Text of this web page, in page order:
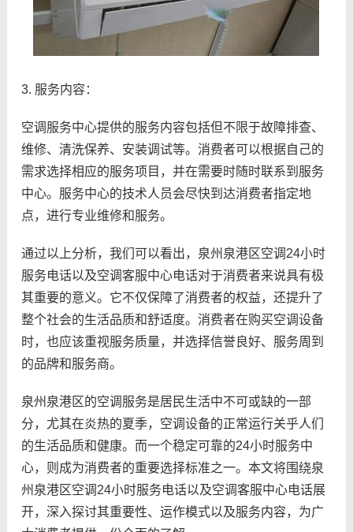
3. 服务内容：
空调服务中心提供的服务内容包括但不限于故障排查、
维修、清洗保养、安装调试等。消费者可以根据自己的
需求选择相应的服务项目，并在需要时随时联系到服务
中心。服务中心的技术人员会尽快到达消费者指定地
点，进行专业维修和服务。
通过以上分析，我们可以看出，泉州泉港区空调24小时
服务电话以及空调客服中心电话对于消费者来说具有极
其重要的意义。它不仅保障了消费者的权益，还提升了
整个社会的生活品质和舒适度。消费者在购买空调设备
时，也应该重视服务质量，并选择信誉良好、服务周到
的品牌和服务商。
泉州泉港区的空调服务是居民生活中不可或缺的一部
分，尤其在炎热的夏季，空调设备的正常运行关乎人们
的生活品质和健康。而一个稳定可靠的24小时服务中
心，则成为消费者的重要选择标准之一。本文将围绕泉
州泉港区空调24小时服务电话以及空调客服中心电话展
开，深入探讨其重要性、运作模式以及服务内容，为广